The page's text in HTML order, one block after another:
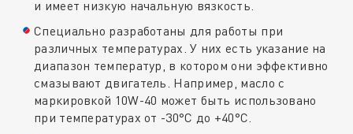
и имеет низкую начальную вязкость.
Специально разработаны для работы при
различных температурах. У них есть указание на
диапазон температур, в котором они эффективно
смазывают двигатель. Например, масло с
маркировкой 10W-40 может быть использовано
при температурах от -30°C до +40°C.